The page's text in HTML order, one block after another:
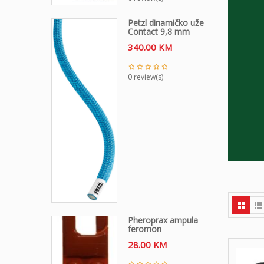
Petzl dinamičko uže
Contact 9,8 mm
340.00 KM
0 review(s)
Pheroprax ampula
feromon
28.00 KM